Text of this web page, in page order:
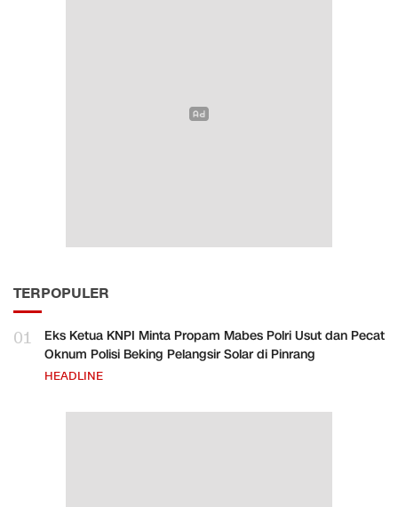
TERPOPULER
01
Eks Ketua KNPI Minta Propam Mabes Polri Usut dan Pecat
Oknum Polisi Beking Pelangsir Solar di Pinrang
HEADLINE